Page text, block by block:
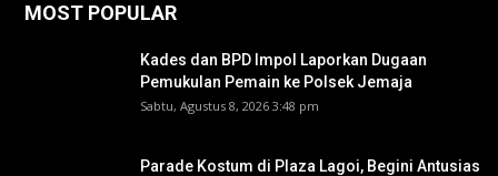
MOST POPULAR
Kades dan BPD Impol Laporkan Dugaan
Pemukulan Pemain ke Polsek Jemaja
Sabtu, Agustus 8, 2026 3:48 pm
Parade Kostum di Plaza Lagoi, Begini Antusias